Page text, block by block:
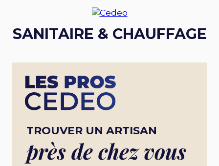
SANITAIRE & CHAUFFAGE
TROUVER UN ARTISAN
près de chez vous